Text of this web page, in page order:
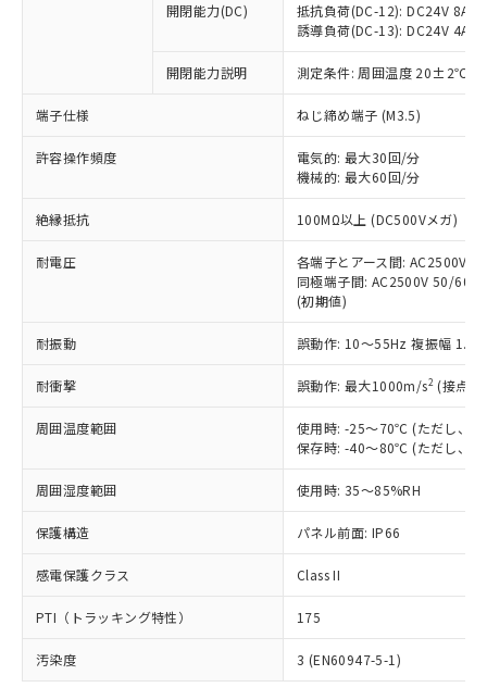
開閉能力(DC)
抵抗負荷(DC-12): DC24V 8A/
誘導負荷(DC-13): DC24V 4A/
開閉能力説明 測定条件: 周囲温度 20±2℃、
端子仕様 ねじ締め端子 (M3.5)
許容操作頻度
電気的: 最大30回/分
機械的: 最大60回/分
絶縁抵抗 100MΩ以上 (DC500Vメガ)
耐電圧
各端子とアース間: AC2500V
同極端子間: AC2500V 50/
(初期値)
耐振動 誤動作: 10～55Hz 複振幅
耐衝撃 誤動作: 最大1000m/s2 (接点
周囲温度範囲
使用時: -25～70℃ (ただし、氷
保存時: -40～80℃ (ただし、氷
周囲湿度範囲 使用時: 35～85%RH
保護構造 パネル前面: IP66
感電保護クラス Class II
PTI（トラッキング特性） 175
汚染度 3 (EN60947-5-1)
以下の条件をお読みいただき、同意のうえ
ご利用ください。
本サービスは、当社制御機器事業取扱
商品の当社在庫状況および標準価格
(税抜)を提供させていただくもので
当社制御機器事業取扱商品の中には、
本サービスの対象外となる商品もある
ことをご了承ください。
在庫状況および標準価格照会結果は、
記載している更新日時点での社内デー
タに基づき作成されるものであり、閲
覧された時点での実際の在庫および標
準価格とは異なる場合があることをご
正式な納期状況および標準価格はお客
様のお取引先、またはお客様担当のオ
ムロン制御機器販売店・当社販売員に
オムロン制御機器販売店や当社販売拠
販売ネットワーク
」をご確認
在庫状況および標準価格結果を当社の
事前の承諾なく第三者に漏洩または開
示しないようお願いします。
マイパーツ機能（部品リスト作成サー
ビス）をご利用いただくには、I-Web
対応予定なし：EU RoHS指令（10物質）の
非含有に非対応の商品で、対応品を出す予
調査・確認中：EU RoHS指令（10物質）の
非含有の対応状況を調査中または確認中の
商品です。
非該当品：ライセンス料など無形物で、有
害物質有無と関係のない商品です。
仕入先様の事情により、非含有部品として
いたものが、含有品と判明した場合などや
むを得ず変更することがあります。
鉛(Pb) 1000ppm以下、 水銀(Hg) 1000ppm以下、 カド
六価クロム(Cr(Ⅵ)) 1000ppm以下、ポリ臭化ビフェニル
類(PBB) 1000ppm以下、ポリ臭化ジフェニルエーテル類
ルベンジル（BBP） 1000ppm以下、フタル酸ジブチル
（DBP） 1000ppm以下、フタル酸ジイソブチル
但し、RoHS指令で産業用監視および制御機器に対する
適用除外項目は除く。
フタル酸エステル類の４物質については閾値を超える意
図的な使用がないことを確認しています。
部品在庫の切り替え状況などにより、予定
月が前後することがあります。
「○」：最大均質材料含有率が中国RoHSの
基準値以下であることを示します。
「×」：最大均質材料含有率が中国RoHSの
基準値を超えていることを示します。
「－」：未確認です。当社販売部門へお問
*中国RoHS10物質の基準値 (GB/T26572)：
Pb(鉛) :1000ppm、 Hg(水銀) : 1000ppm、 Cd(カドミウ
Cr(Ⅵ)(六価クロム) : 1000ppm、 PBBs(ポリ臭化ビフェ
ニル類) : 1000ppm、 PBDEs(ポリ臭化ジフェニルエーテ
ル類) : 1000ppm、
DBP(フタル酸ジブチル) : 1000ppm、 DIBP(フタル酸ジ
イソブチル) : 1000ppm、 BBP(フタル酸ブチルベンジ
DEHP(フタル酸ビス(2-エチルヘキシル)) : 1000ppm
「ｅ」：有害物質（10物質）のすべてが基
準値以下であることを示します。
「10」：通常の使用状況下において有害物
質が外部に漏えいし、環境に深刻な影響を
及ぼさない年数を意味します。
当社は、これら貴社製品のうち、外国
為替および外国貿易法に定める商品
（以下｢規制貨物等」という）を輸出
または国外への提供する場合は、日本
国政府の輸出許可(または役務取引許
可)を取得するなどの必要な手続きを
当社は規制貨物を破棄する場合は、完
全に破砕するなど、違法に輸出されな
いよう必要な手段を講じます。
当社は貴社製品を、核兵器、ミサイ
ル、化学兵器、生物兵器またはその他
武器並びにこれらの製造装置等に一切
当社は、貴社製品を第三者に販売する
場合は、上記1、2および3の内容を当
該第三者に通知します。また当社は、
販売先および販売に係わる関係者が違
法に輸出するおそれがある場合は、取
り引きをいたしません。
一定数以上の在庫あり
一定数には満たないが在庫あり
在庫なし(最新の在庫状況につ
いては、お客様のお取引先、ま
たはお客様担当のオムロン制御
機器販売店・当社販売員にご確
受注生産機種、また在庫状況の
情報を公開していない機種